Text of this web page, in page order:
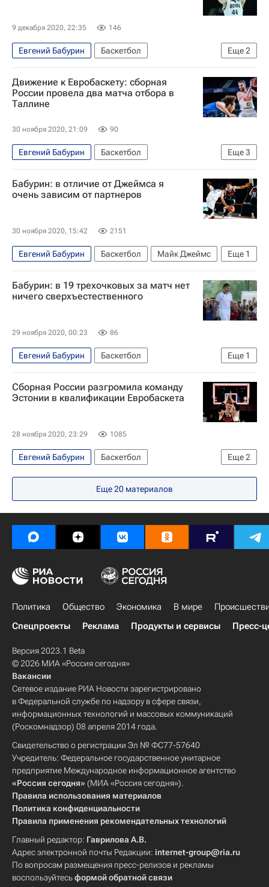
9 декабря 2020, 22:35 146
Еще2
Евгений Бабурин
Баскетбол
Нижний Новгород
Иван Стребков
Движение к Евробаскету: сборная
России провела два матча отбора в
Таллине
30 ноября 2020, 21:09 90
Еще3
Евгений Бабурин
Баскетбол
Виталий Фридзон
Андрей Воронцевич
Сергей Базаревич
Бабурин: в отличие от Джеймса я
очень зависим от партнеров
30 ноября 2020, 15:42 2151
Еще 1
Евгений Бабурин Баскетбол
Майк Джеймс
Российская федерация баскетбола (РФБ)
Бабурин: в 19 трехочковых за матч нет
ничего сверхъестественного
29 ноября 2020, 00:23 86
Еще 1
Евгений Бабурин
Баскетбол
Андрей Воронцевич
Сборная России разгромила команду
Эстонии в квалификации Евробаскета
28 ноября 2020, 23:29 1085
Еще2
Евгений Бабурин
Баскетбол
Андрей Воронцевич
Иван Стребков
Еще20 материалов
Политика Общество Экономика В мире
Спецпроекты
Реклама Продукты и сервисы Пресс-
Версия 2023.1 Beta
© 2026 МИА «Россия сегодня»
Вакансии
Сетевое издание РИА Новости зарегистрировано
в Федеральной службе по надзору в сфере связи,
информационных технологий и массовых коммуникаций
(Роскомнадзор) 08 апреля 2014 года.
Свидетельство о регистрации Эл № ФС77-57640
Учредитель: Федеральное государственное унитарное
предприятие Международное информационное агентство
«Россия сегодня» (МИА «Россия сегодня»).
Правила использования материалов
Политика конфиденциальности
Правила применения рекомендательных технологий
Главный редактор: Гаврилова А.В.
Адрес электронной почты Редакции: internet-group@ria.ru
По вопросам размещения пресс-релизов и рекламы
воспользуйтесьформой обратной связи